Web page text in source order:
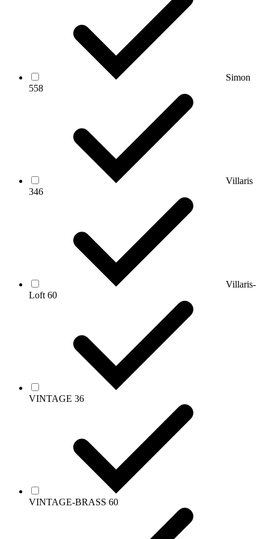
Simon
558
Villaris
346
Villaris-
Loft 60
VINTAGE 36
VINTAGE-BRASS 60